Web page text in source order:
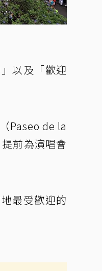
以及「歡迎
Paseo de la
前為演唱會
最受歡迎的